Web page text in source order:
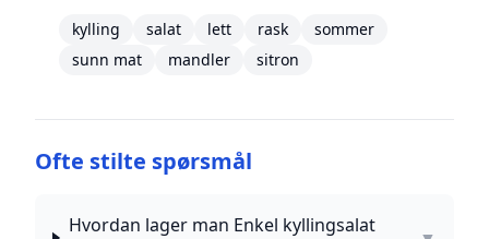
kylling salat lett rask
sommer
sunn mat
mandler sitron
Ofte stilte spørsmål
Hvordan lager man Enkel kyllingsalat